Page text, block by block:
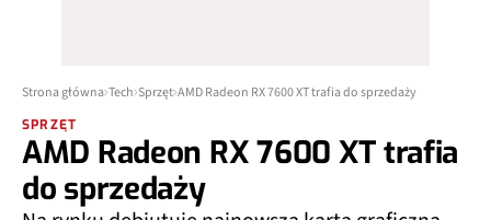
Strona główna Tech Sprzęt AMD Radeon RX 7600 XT trafia do sprzedaży
SPRZĘT
AMD Radeon RX 7600 XT trafia
do sprzedaży